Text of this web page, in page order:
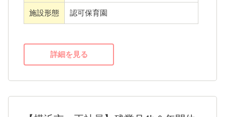
施設形態 認可保育園
詳細を見る